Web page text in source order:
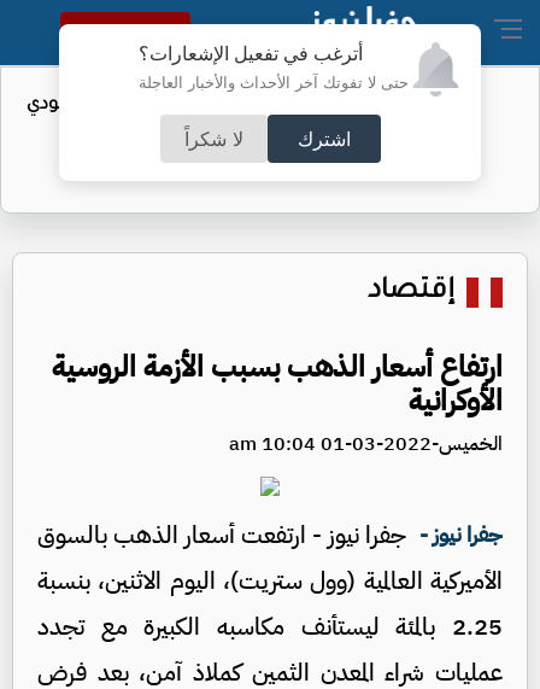
أترغب في تفعيل الإشعارات؟
حتى لا تفوتك آخر الأحداث والأخبار العاجلة
اشترك لا شكراً
النسخة الكاملة
واردات الولايات المتحدة من النفط السعودي
تهبط إلى الصفر
إقتصاد
ارتفاع أسعار الذهب بسبب الأزمة الروسية
الأوكرانية
الخميس-2022-03-01 10:04 am
جفرا نيوز - جفرا نيوز - ارتفعت أسعار الذهب بالسوق
الأميركية العالمية (وول ستريت)، اليوم الاثنين، بنسبة
2.25 بالمئة ليستأنف مكاسبه الكبيرة مع تجدد
عمليات شراء المعدن الثمين كملاذ آمن، بعد فرض